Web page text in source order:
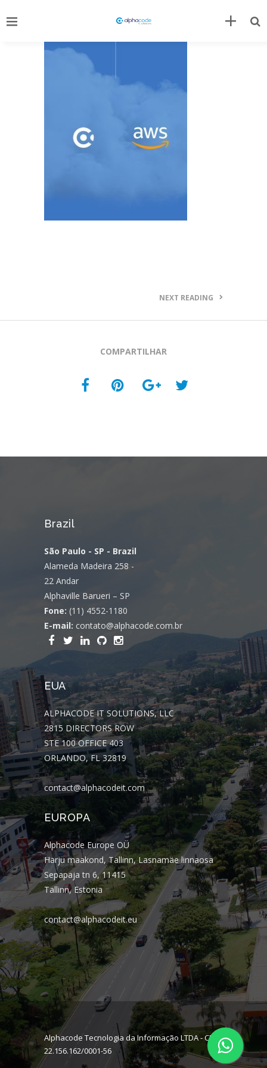
NEXT READING
COMPARTILHAR
Brazil
São Paulo - SP - Brazil
Alameda Madeira 258 -
22 Andar
Alphaville Barueri – SP
Fone: (11) 4552-1180
E-mail: contato@alphacode.com.br
EUA
ALPHACODE IT SOLUTIONS, LLC
2815 DIRECTORS ROW
STE 100 OFFICE 403
ORLANDO, FL 32819
contact@alphacodeit.com
EUROPA
Alphacode Europe OÜ
Harju maakond, Tallinn, Lasnamäe linnaosa
Sepapaja tn 6, 11415
Tallinn, Estonia
contact@alphacodeit.eu
Alphacode Tecnologia da Informação LTDA - CNPJ:
22.156.162/0001-56